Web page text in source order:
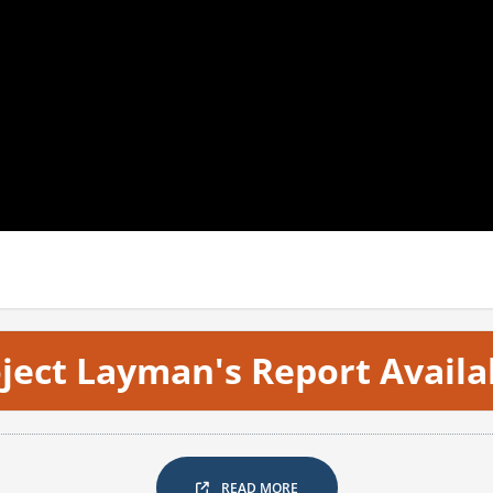
Layman's Report
READ MORE